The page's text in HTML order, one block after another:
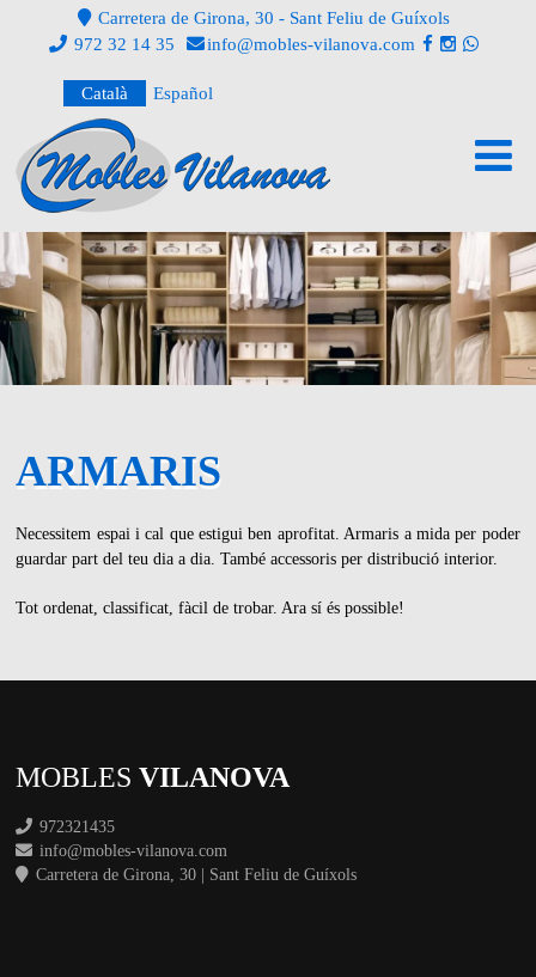
Carretera de Girona, 30 - Sant Feliu de Guíxols
972 32 14 35
info@mobles-vilanova.com
Català Español
ARMARIS
Necessitem espai i cal que estigui ben aprofitat. Armaris a mida per poder
guardar part del teu dia a dia. També accessoris per distribució interior.
Tot ordenat, classificat, fàcil de trobar. Ara sí és possible!
MOBLES VILANOVA
972321435
info@mobles-vilanova.com
Carretera de Girona, 30 | Sant Feliu de Guíxols